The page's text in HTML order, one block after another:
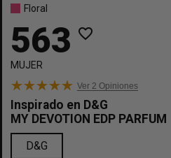
Floral
563 favorite_border
MUJER
Ver 2 Opiniones
Inspirado en D&G
MY DEVOTION EDP PARFUM
D&G